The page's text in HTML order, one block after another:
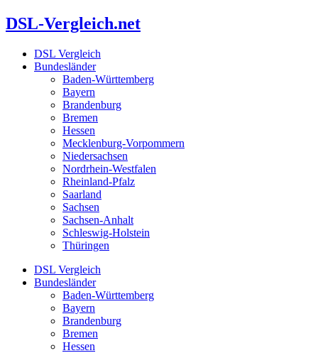
Zum
Inhalt
DSL-Vergleich.net
DSL Vergleich
Bundesländer
Baden-Württemberg
Bayern
Brandenburg
Bremen
Hessen
Mecklenburg-Vorpommern
Niedersachsen
Nordrhein-Westfalen
Rheinland-Pfalz
Saarland
Sachsen
Sachsen-Anhalt
Schleswig-Holstein
Thüringen
DSL Vergleich
Bundesländer
Baden-Württemberg
Bayern
Brandenburg
Bremen
Hessen